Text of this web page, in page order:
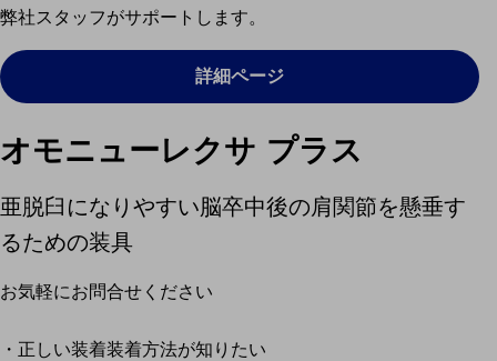
弊社スタッフがサポートします。
詳細ページ
オモニューレクサ プラス
亜脱臼になりやすい脳卒中後の肩関節を懸垂す
るための装具
お気軽にお問合せください
・正しい装着装着方法が知りたい